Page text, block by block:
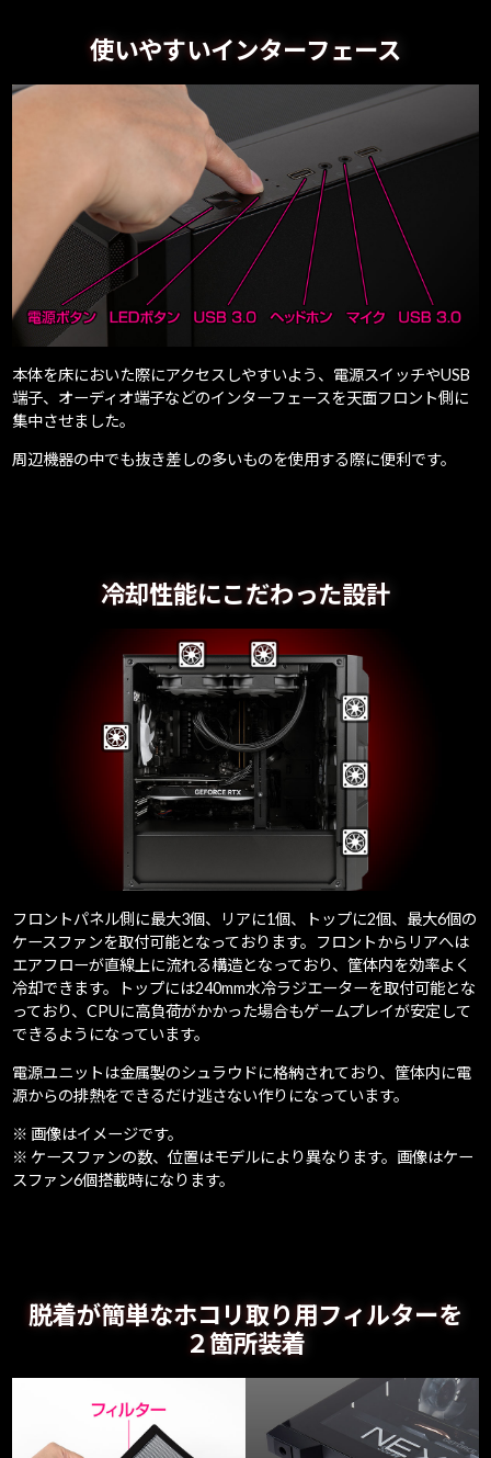
使いやすいインターフェース
本体を床においた際にアクセスしやすいよう、電源スイッチやUSB
端子、オーディオ端子などのインターフェースを天面フロント側に
集中させました。
周辺機器の中でも抜き差しの多いものを使用する際に便利です。
冷却性能にこだわった設計
フロントパネル側に最大3個、リアに1個、トップに2個、最大6個の
ケースファンを取付可能となっております。フロントからリアへは
エアフローが直線上に流れる構造となっており、筐体内を効率よく
冷却できます。トップには240mm水冷ラジエーターを取付可能とな
っており、CPUに高負荷がかかった場合もゲームプレイが安定して
できるようになっています。
電源ユニットは金属製のシュラウドに格納されており、筐体内に電
源からの排熱をできるだけ逃さない作りになっています。
※ 画像はイメージです。
※ ケースファンの数、位置はモデルにより異なります。画像はケー
スファン6個搭載時になります。
脱着が簡単なホコリ取り用フィルターを
２箇所装着